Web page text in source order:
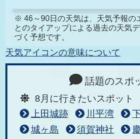
※ 46～90日の天気は、天気予報の
とのタイアップによる過去の天気
づく予想です。
天気アイコンの意味について
話題のスポ
8月に行きたいスポット
上田城跡
川平湾
城ヶ島
須賀神社